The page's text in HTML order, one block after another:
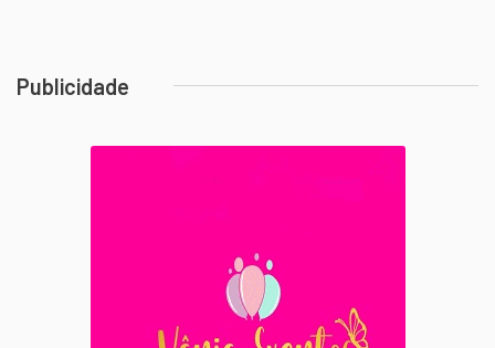
Publicidade